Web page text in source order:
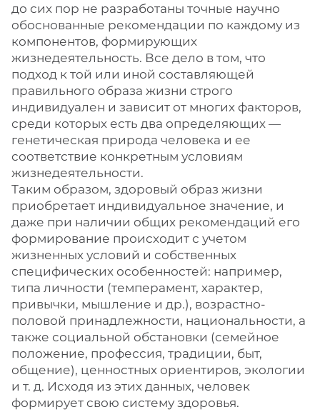
до сих пор не разработаны точные научно
обоснованные рекомендации по каждому из
компонентов, формирующих
жизнедеятельность. Все дело в том, что
подход к той или иной составляющей
правильного образа жизни строго
индивидуален и зависит от многих факторов,
среди которых есть два определяющих —
генетическая природа человека и ее
соответствие конкретным условиям
жизнедеятельности.
Таким образом, здоровый образ жизни
приобретает индивидуальное значение, и
даже при наличии общих рекомендаций его
формирование происходит с учетом
жизненных условий и собственных
специфических особенностей: например,
типа личности (темперамент, характер,
привычки, мышление и др.), возрастно-
половой принадлежности, национальности, а
также социальной обстановки (семейное
положение, профессия, традиции, быт,
общение), ценностных ориентиров, экологии
и т. д. Исходя из этих данных, человек
формирует свою систему здоровья.